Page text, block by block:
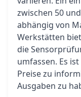
zwischen 50
abhängig von
Werkstätten
die
umfassen. Es
Preise zu
Ausgaben zu